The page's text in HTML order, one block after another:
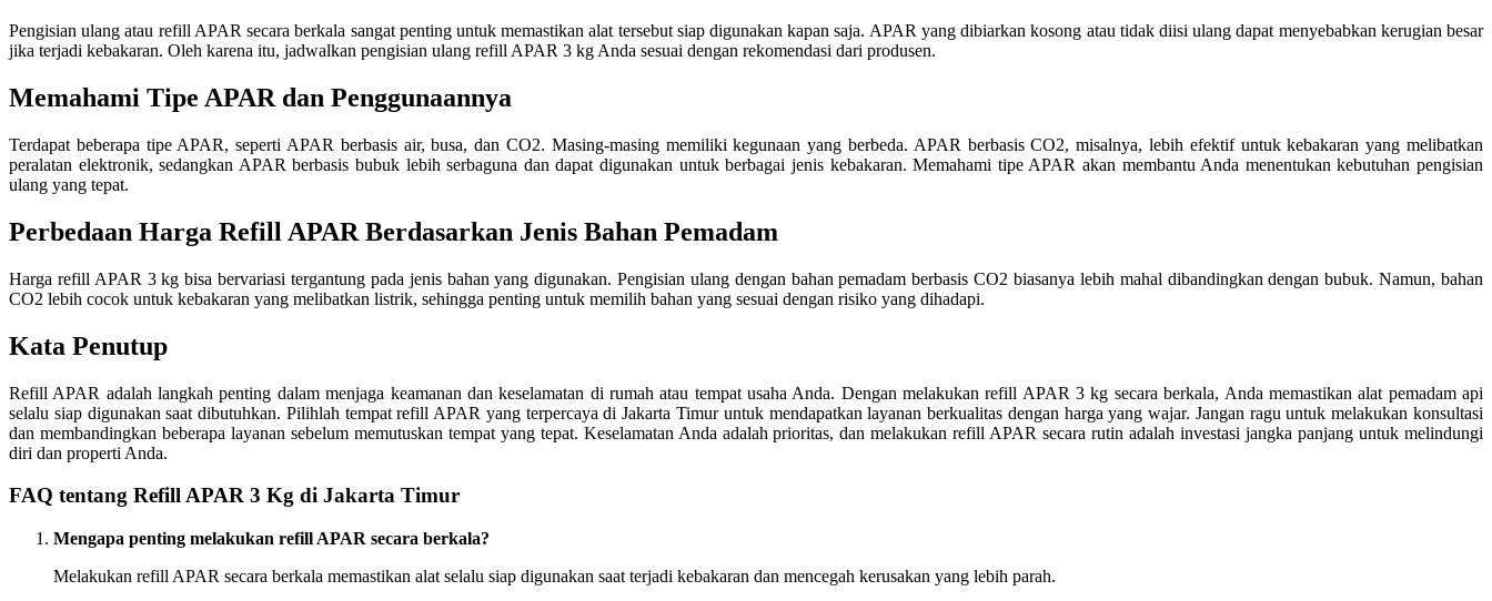
Pengisian ulang atau refill APAR secara berkala sangat penting untuk memastikan alat tersebut siap digunakan kapan saja. APAR yang dibiarkan kosong atau tidak diisi ulang dapat menyebabkan kerugian besar
jika terjadi kebakaran. Oleh karena itu, jadwalkan pengisian ulang refill APAR 3 kg Anda sesuai dengan rekomendasi dari produsen.
Memahami Tipe APAR dan Penggunaannya
Terdapat beberapa tipe APAR, seperti APAR berbasis air, busa, dan CO2. Masing-masing memiliki kegunaan yang berbeda. APAR berbasis CO2, misalnya, lebih efektif untuk kebakaran yang melibatkan
peralatan elektronik, sedangkan APAR berbasis bubuk lebih serbaguna dan dapat digunakan untuk berbagai jenis kebakaran. Memahami tipe APAR akan membantu Anda menentukan kebutuhan pengisian
ulang yang tepat.
Perbedaan Harga Refill APAR Berdasarkan Jenis Bahan Pemadam
Harga refill APAR 3 kg bisa bervariasi tergantung pada jenis bahan yang digunakan. Pengisian ulang dengan bahan pemadam berbasis CO2 biasanya lebih mahal dibandingkan dengan bubuk. Namun, bahan
CO2 lebih cocok untuk kebakaran yang melibatkan listrik, sehingga penting untuk memilih bahan yang sesuai dengan risiko yang dihadapi.
Kata Penutup
Refill APAR adalah langkah penting dalam menjaga keamanan dan keselamatan di rumah atau tempat usaha Anda. Dengan melakukan refill APAR 3 kg secara berkala, Anda memastikan alat pemadam api
selalu siap digunakan saat dibutuhkan. Pilihlah tempat refill APAR yang terpercaya di Jakarta Timur untuk mendapatkan layanan berkualitas dengan harga yang wajar. Jangan ragu untuk melakukan konsultasi
dan membandingkan beberapa layanan sebelum memutuskan tempat yang tepat. Keselamatan Anda adalah prioritas, dan melakukan refill APAR secara rutin adalah investasi jangka panjang untuk melindungi
diri dan properti Anda.
FAQ tentang Refill APAR 3 Kg di Jakarta Timur
Mengapa penting melakukan refill APAR secara berkala?
Melakukan refill APAR secara berkala memastikan alat selalu siap digunakan saat terjadi kebakaran dan mencegah kerusakan yang lebih parah.